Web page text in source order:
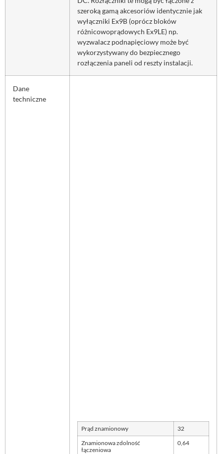
szeroką gamą akcesoriów identycznie jak
wyłączniki Ex9B (oprócz bloków
różnicowoprądowych Ex9LE) np.
wyzwalacz podnapięciowy może być
wykorzystywany do bezpiecznego
rozłączenia paneli od reszty instalacji.
Dane
techniczne
Prąd znamionowy 32
Znamionowa zdolność
łączeniowa
0,64